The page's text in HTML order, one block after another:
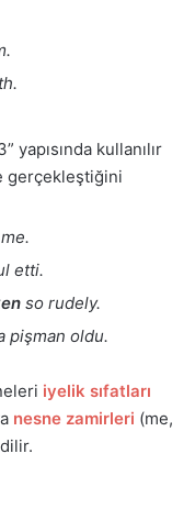
yapısında kullanılır
gerçekleştiğini
etti.
so rudely.
pişman oldu.
iyelik sıfatları
nesne zamirleri (me,